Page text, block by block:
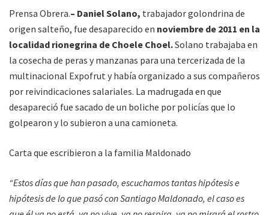
Prensa Obrera.– Daniel Solano, trabajador golondrina de
origen salteño, fue desaparecido en noviembre de 2011 en la
localidad rionegrina de Choele Choel.Solano trabajaba en
la cosecha de peras y manzanas para una tercerizada de la
multinacional Expofrut y había organizado a sus compañeros
por reivindicaciones salariales. La madrugada en que
desapareció fue sacado de un boliche por policías que lo
golpearon y lo subieron a una camioneta.
Carta que escribieron a la familia Maldonado
“Estos días que han pasado, escuchamos tantas hipótesis e
hipótesis de lo que pasó con Santiago Maldonado, el caso es